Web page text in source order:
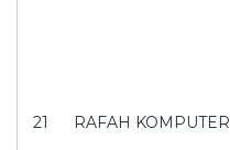
21 RAFAH KOMPUTER